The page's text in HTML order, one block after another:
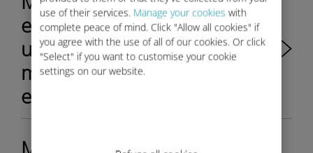
use of their services. Manage your cookies with
complete peace of mind. Click "Allow all cookies" if
you agree with the use of all of our cookies. Or click
"Select" if you want to customise your cookie
settings on our website.
entretenimiento muestra un
uso de datos diferente al de
mi cuenta de Ubigi. ¿Cuál es
el correcto?